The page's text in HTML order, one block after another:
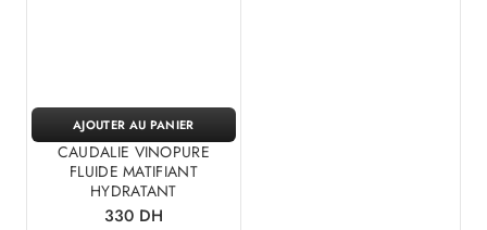
CAUDALIE VINOPURE
FLUIDE MATIFIANT
HYDRATANT
330 DH
AJOUTER AU PANIER